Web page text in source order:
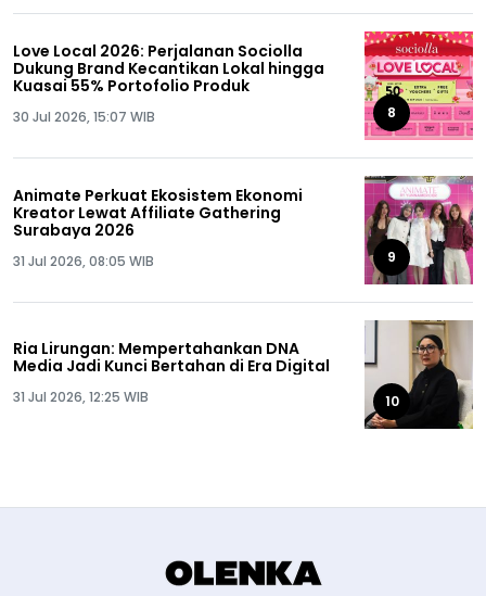
Love Local 2026: Perjalanan Sociolla
Dukung Brand Kecantikan Lokal hingga
Kuasai 55% Portofolio Produk
30 Jul 2026, 15:07 WIB 8
Animate Perkuat Ekosistem Ekonomi
Kreator Lewat Affiliate Gathering
Surabaya 2026
31 Jul 2026, 08:05 WIB 9
Ria Lirungan: Mempertahankan DNA
Media Jadi Kunci Bertahan di Era Digital
31 Jul 2026, 12:25 WIB 10